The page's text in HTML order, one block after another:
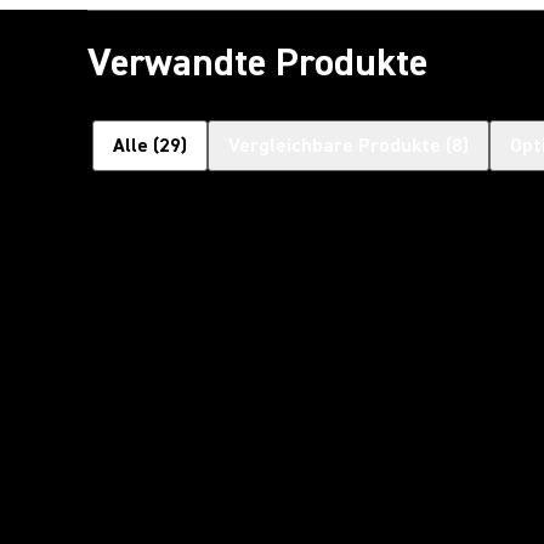
Verwandte Produkte
Alle (29)